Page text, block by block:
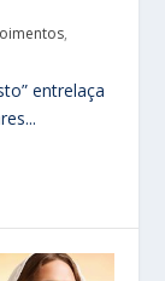
,
entrelaça